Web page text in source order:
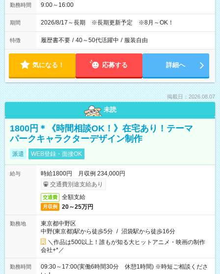
勤務時間 9:00～16:00
期間 2026/8/17～長期 ※長期更新予定 ※8月～OK！
特徴 履歴書不要 / 40～50代活躍中 / 服装自由
気になる！ 応募する 詳細へ
掲載日：2026.08.07
未読
1800円＊《時間相談OK！》在宅あり！テーマ
パークキャラクターデザイン制作
派遣 WEB登録・面接OK
給与
時給1800円 月収例 234,000円
交通費別途支給あり
交通費 全額支給
月収例 20～25万円
勤務地
東京都中野区
中野(東京都)駅から徒歩5分 / 沼袋駅から徒歩16分
＼作品は500以上！誰もが知る大ヒットアニメ・映画の制作
会社+*／
勤務時間
09:30～17:00(実働6時間30分 休憩1時間) ※時短ご相談くださ